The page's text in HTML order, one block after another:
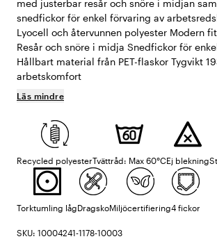
med justerbar resår och snöre i midjan
snedfickor för enkel förvaring av
Lyocell och återvunnen polyester Modern
Resår och snöre i midja Snedfickor för
Hållbart material från PET-flaskor Tygvikt
arbetskomfort
Läs mindre
Recycled polyesterTvättråd: Max 60°CEj blekning
Torktumling lågDragskoMiljöcertifiering4 fickor
SKU: 10004241-1178-10003